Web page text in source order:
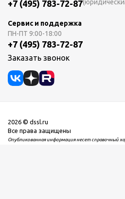
+7 (495) 783-72-87
Сервис и поддержка
ПН-ПТ 9:00-18:00
+7 (495) 783-72-87
Заказать звонок
2026 © dssl.ru
Все права защищены
Опубликованная информация несет справочный